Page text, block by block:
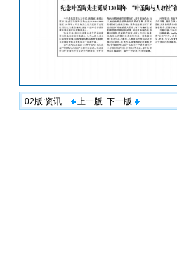
02版:资讯 上一版 下一版